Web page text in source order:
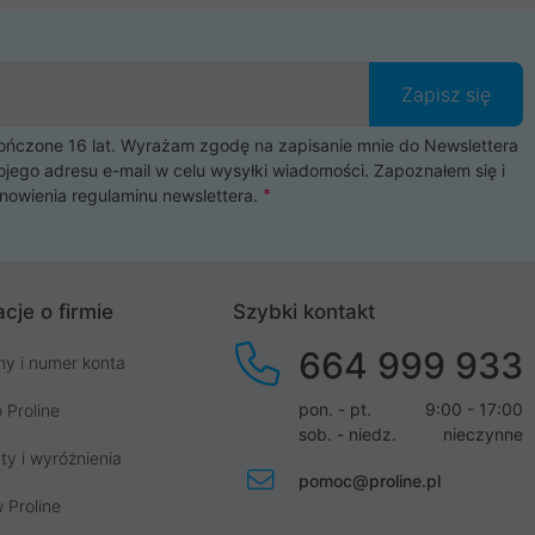
Zapisz się
16 lat. Wyrażam zgodę na zapisanie mnie do Newslettera
adresu e-mail w celu wysyłki wiadomości. Zapoznałem się i
regulaminu newslettera.
o firmie
i numer konta
Proline
i wyróżnienia
Proline
Szybki kontakt
664 999 933
pon. - pt.
9:00 - 17:00
sob. - niedz.
nieczynne
pomoc@proline.pl